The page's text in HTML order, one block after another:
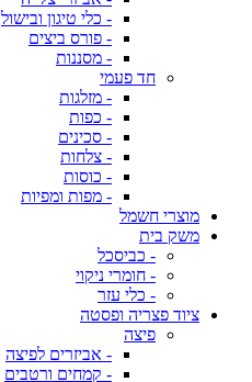
- כלי טיגון ובישול
- פורס ביצים
- מסננות
חד פעמי
- מזלגות
- כפות
- סכינים
- צלחות
- כוסות
- מפות ומפיות
מוצרי חשמל
משק בית
- כביסכל
- חומרי ניקוי
- כלי עזר
ציוד פצריה ופסטה
פיצה
- אביזרים לפיצה
- קמחים ורטבים